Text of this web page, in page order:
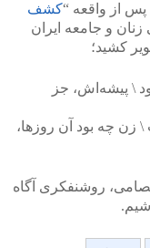
پس از واقعه “کشف
زنان و جامعه ایران
کشید؛
\ پیشه‌اش، جز
چه بود آن روزها،
روشنفکری آگاه